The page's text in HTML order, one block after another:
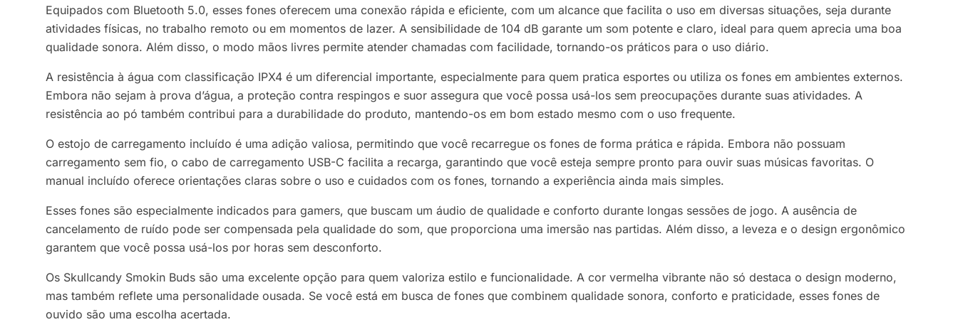
Equipados com Bluetooth 5.0, esses fones oferecem uma conexão rápida e eficiente, com um alcance que facilita o uso em diversas situações, seja durante
atividades físicas, no trabalho remoto ou em momentos de lazer. A sensibilidade de 104 dB garante um som potente e claro, ideal para quem aprecia uma boa
qualidade sonora. Além disso, o modo mãos livres permite atender chamadas com facilidade, tornando-os práticos para o uso diário.
A resistência à água com classificação IPX4 é um diferencial importante, especialmente para quem pratica esportes ou utiliza os fones em ambientes externos.
Embora não sejam à prova d’água, a proteção contra respingos e suor assegura que você possa usá-los sem preocupações durante suas atividades. A
resistência ao pó também contribui para a durabilidade do produto, mantendo-os em bom estado mesmo com o uso frequente.
O estojo de carregamento incluído é uma adição valiosa, permitindo que você recarregue os fones de forma prática e rápida. Embora não possuam
carregamento sem fio, o cabo de carregamento USB-C facilita a recarga, garantindo que você esteja sempre pronto para ouvir suas músicas favoritas. O
manual incluído oferece orientações claras sobre o uso e cuidados com os fones, tornando a experiência ainda mais simples.
Esses fones são especialmente indicados para gamers, que buscam um áudio de qualidade e conforto durante longas sessões de jogo. A ausência de
cancelamento de ruído pode ser compensada pela qualidade do som, que proporciona uma imersão nas partidas. Além disso, a leveza e o design ergonômico
garantem que você possa usá-los por horas sem desconforto.
Os Skullcandy Smokin Buds são uma excelente opção para quem valoriza estilo e funcionalidade. A cor vermelha vibrante não só destaca o design moderno,
mas também reflete uma personalidade ousada. Se você está em busca de fones que combinem qualidade sonora, conforto e praticidade, esses fones de
ouvido são uma escolha acertada.